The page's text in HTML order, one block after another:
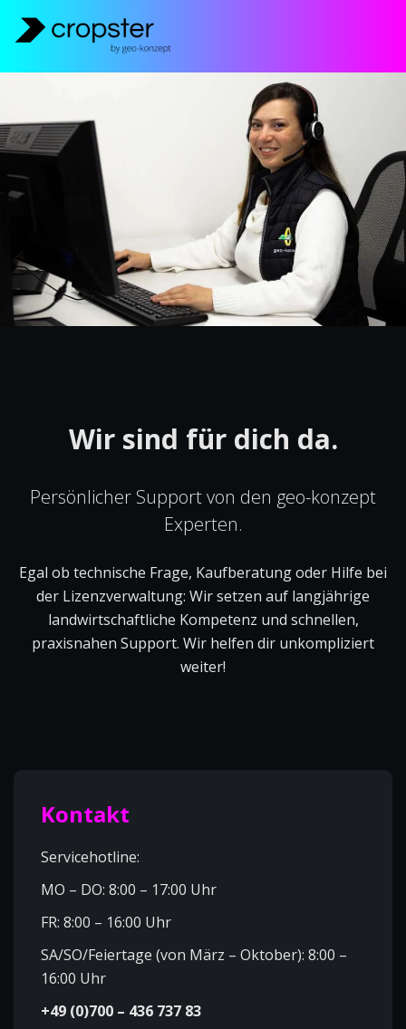
Wir sind für dich da.
Persönlicher Support von den geo-konzept
Experten.
Egal ob technische Frage, Kaufberatung oder Hilfe bei
der Lizenzverwaltung: Wir setzen auf langjährige
landwirtschaftliche Kompetenz und schnellen,
praxisnahen Support. Wir helfen dir unkompliziert
weiter!
Kontakt
Servicehotline:
MO – DO: 8:00 – 17:00 Uhr
FR: 8:00 – 16:00 Uhr
SA/SO/Feiertage (von März – Oktober): 8:00 –
16:00 Uhr
+49 (0)700 – 436 737 83